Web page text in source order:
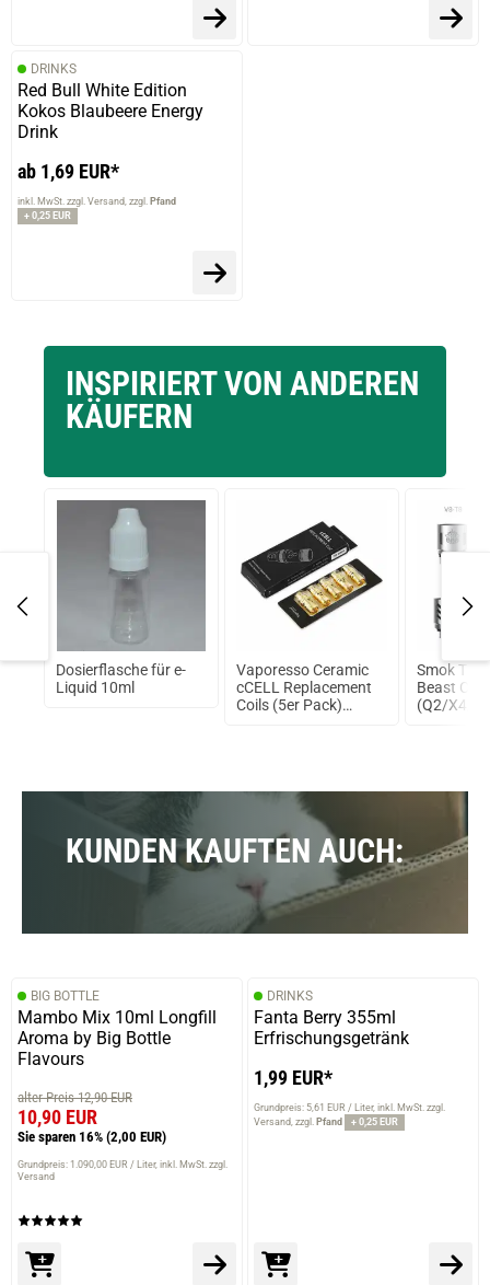
DRINKS
Red Bull White Edition
Kokos Blaubeere Energy
Drink
ab 1,69 EUR*
inkl. MwSt. zzgl. Versand zzgl.
Pfand
+ 0,25 EUR
INSPIRIERT VON ANDEREN
KÄUFERN
Dosierflasche für e-
Liquid 10ml
Vaporesso Ceramic
cCELL Replacement
Coils (5er Pack)
Smok
Beast
(Q2/X4/
KUNDEN KAUFTEN AUCH:
BIG BOTTLE
Mambo Mix 10ml Longfill
Aroma by Big Bottle
Flavours
alter Preis 12,90 EUR
10,90 EUR
Sie sparen 16% (2,00 EUR)
Grundpreis: 1.090,00 EUR / Liter inkl. MwSt. zzgl.
Versand
DRINKS
Fanta Berry 355ml
Erfrischungsgetränk
1,99 EUR*
Grundpreis: 5,61 EUR / Liter inkl. MwSt. zzgl.
Versand zzgl. Pfand + 0,25 EUR